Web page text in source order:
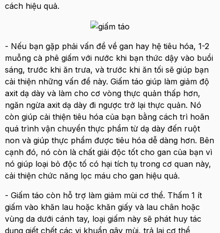
cách hiệu quả.
- Nếu bạn gặp phải vấn đề về gan hay hệ tiêu hóa, 1-2
muỗng cà phê giấm với nước khi bạn thức dậy vào buổi
sáng, trước khi ăn trưa, và trước khi ăn tối sẽ giúp bạn
cải thiện những vấn đề này. Giấm táo giúp làm giảm độ
axit dạ dày và làm cho cơ vòng thực quản thấp hơn,
ngăn ngừa axit dạ dày đi ngược trở lại thực quản. Nó
còn giúp cải thiện tiêu hóa của bạn bằng cách trì hoãn
quá trình vận chuyển thực phẩm từ dạ dày đến ruột
non và giúp thực phẩm được tiêu hóa dễ dàng hơn. Bên
cạnh đó, nó còn là chất giải độc tốt cho gan của bạn vì
nó giúp loại bỏ độc tố có hại tích tụ trong cơ quan này,
cải thiện chức năng lọc máu cho gan hiệu quả.
- Giấm táo còn hỗ trợ làm giảm mùi cơ thể. Thấm 1 ít
giấm vào khăn lau hoặc khăn giấy và lau chân hoặc
vùng da dưới cánh tay, loại giấm này sẽ phát huy tác
dụng giết chết các vi khuẩn gây mùi, trả lại cơ thể